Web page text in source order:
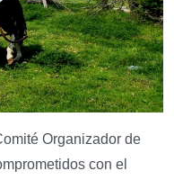
Organizador de
con el